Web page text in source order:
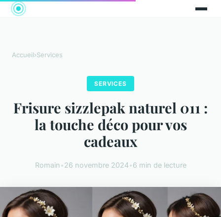
Accueil›Services
SERVICES
Frisure sizzlepak naturel 011 :
la touche déco pour vos
cadeaux
Romain•26 novembre 2024•6 min de lecture